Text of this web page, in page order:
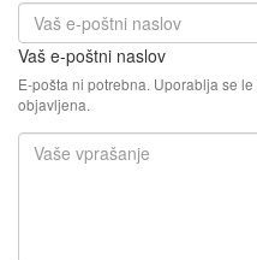
Vaš e-poštni naslov
E-pošta ni potrebna. Uporablja se
objavljena.